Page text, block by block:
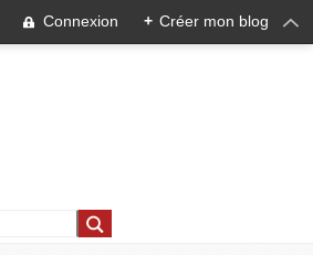
Connexion + Créer mon blog